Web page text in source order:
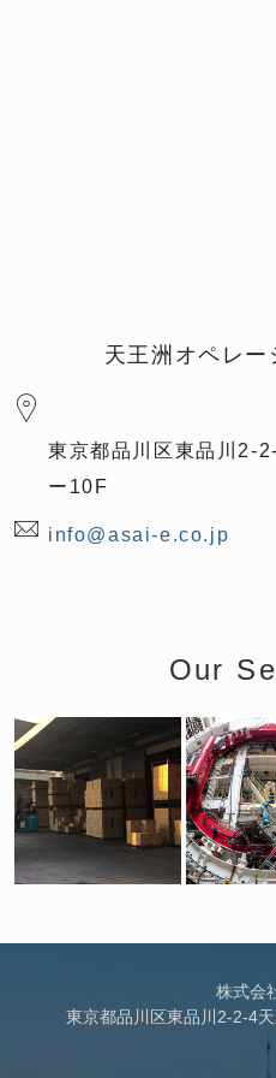
天王洲オペレー
東京都品川区東品川2-
ー10F
info@asai-e.co.jp
Our
株式会
東京都品川区東品川2-2-4